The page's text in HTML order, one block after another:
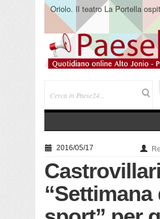
Oriolo. Il teatro La Portella
terra” del collettivo
2016/05/17
“Settimana